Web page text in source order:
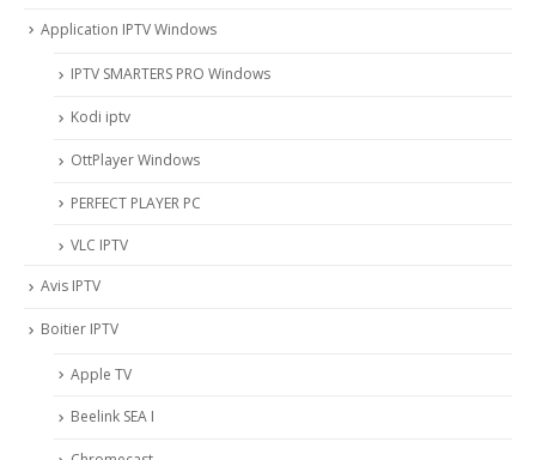
Application IPTV Windows
IPTV SMARTERS PRO Windows
Kodi iptv
OttPlayer Windows
PERFECT PLAYER PC
VLC IPTV
Avis IPTV
Boitier IPTV
Apple TV
Beelink SEA I